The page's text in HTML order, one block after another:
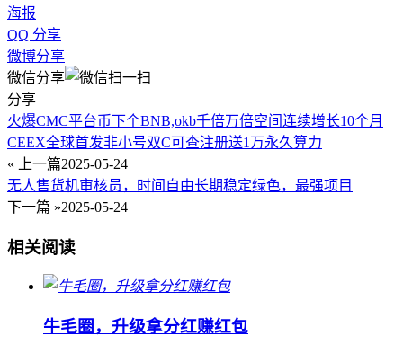
海报
QQ 分享
微博分享
微信分享
分享
火爆CMC平台币下个BNB,okb千倍万倍空间连续增长10个月
CEEX全球首发非小号双C可查注册送1万永久算力
« 上一篇2025-05-24
无人售货机审核员，时间自由长期稳定绿色，最强项目
下一篇 »2025-05-24
相关阅读
牛毛圈，升级拿分红赚红包